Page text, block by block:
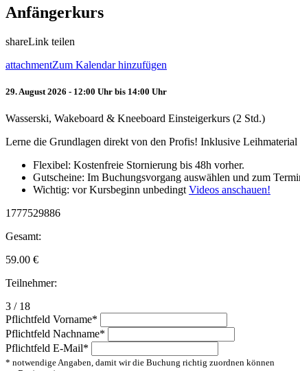
Anfängerkurs
shareLink teilen
attachmentZum Kalendar hinzufügen
29. August 2026 - 12:00 Uhr bis 14:00 Uhr
Wasserski, Wakeboard & Kneeboard Einsteigerkurs (2 Std.)
Lerne die Grundlagen direkt von den Profis! Inklusive
Flexibel: Kostenfreie Stornierung bis 48h vorher.
Gutscheine: Im Buchungsvorgang auswählen und zum
Wichtig: vor Kursbeginn unbedingtVideos anschauen!
1777529886
Gesamt:
59.00 €
Teilnehmer:
3 / 18
Pflichtfeld Vorname*
Pflichtfeld Nachname*
Pflichtfeld E-Mail*
* notwendige Angaben, damit wir die Buchung richtig zuordnen können